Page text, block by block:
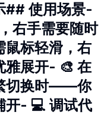
## 使用场景-
右手需要随时
标轻滑，右
雅展开- 🎨 在
切换时——你
开- 💻 调试代